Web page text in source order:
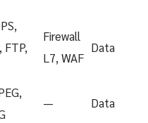
FTP,
Firewall
L7, WAF
Data
— Data